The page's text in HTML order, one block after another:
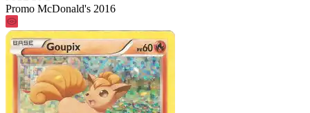
Promo McDonald's 2016